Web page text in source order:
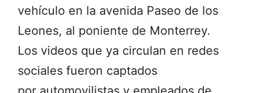
vehículo en la avenida Paseo de los
Leones, al poniente de Monterrey.
Los videos que ya circulan en redes
sociales fueron captados